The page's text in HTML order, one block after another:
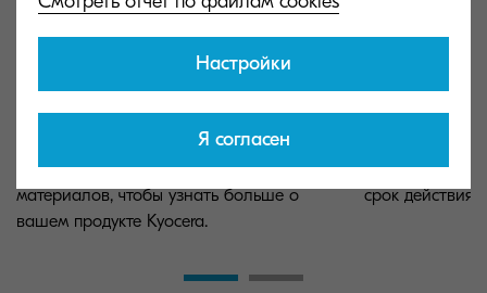
Воспользуйтесь нашей базой
материалов, чтобы узнать больше о
вашем продукте Kyocera.
Защитите свои
срок действия
Настройки
Я согласен